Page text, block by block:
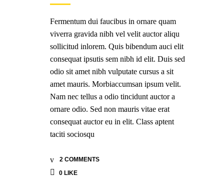
Fermentum dui faucibus in ornare quam
viverra gravida nibh vel velit auctor aliqu
sollicitud inlorem. Quis bibendum auci elit
consequat ipsutis sem nibh id elit. Duis sed
odio sit amet nibh vulputate cursus a sit
amet mauris. Morbiaccumsan ipsum velit.
Nam nec tellus a odio tincidunt auctor a
ornare odio. Sed non mauris vitae erat
consequat auctor eu in elit. Class aptent
taciti sociosqu
2 COMMENTS
0 LIKE